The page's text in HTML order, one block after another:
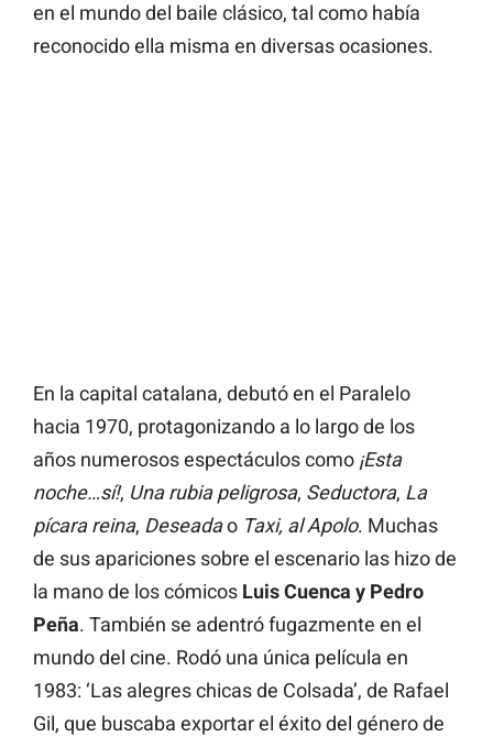
en el mundo del baile clásico, tal como había
reconocido ella misma en diversas ocasiones.
En la capital catalana, debutó en el Paralelo
hacia 1970, protagonizando a lo largo de los
años numerosos espectáculos como ¡Esta
noche…sí!, Una rubia peligrosa, Seductora, La
pícara reina, Deseadao Taxi, al Apolo. Muchas
de sus apariciones sobre el escenario las hizo de
la mano de los cómicos Luis Cuenca y Pedro
Peña. También se adentró fugazmente en el
mundo del cine. Rodó una única película en
1983: ‘Las alegres chicas de Colsada’, de Rafael
Gil, que buscaba exportar el éxito del género de